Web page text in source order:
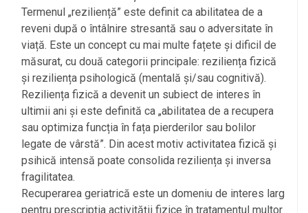
Termenul „reziliență” este definit ca abilitatea de a
reveni după o întâlnire stresantă sau o adversitate în
viață. Este un concept cu mai multe fațete și dificil de
măsurat, cu două categorii principale: reziliența fizică
și reziliența psihologică (mentală și/sau cognitivă).
Reziliența fizică a devenit un subiect de interes în
ultimii ani și este definită ca „abilitatea de a recupera
sau optimiza funcția în fața pierderilor sau bolilor
legate de vârstă”. Din acest motiv activitatea fizică și
psihică intensă poate consolida reziliența și inversa
fragilitatea.
Recuperarea geriatrică este un domeniu de interes larg
pentru prescripția activității fizice în tratamentul multor